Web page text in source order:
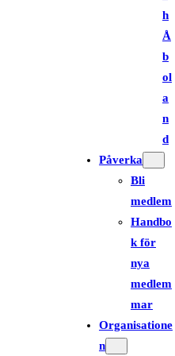
h
Å
b
ol
a
n
d
Påverka
Bli
medlem
Handbo
k för
nya
medlem
mar
Organisatione
n